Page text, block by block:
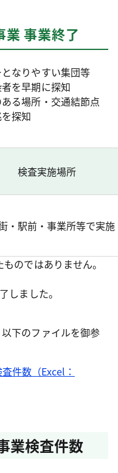
業 事業終了
なりやすい集団等
を早期に探知
る場所・交通結節点
探知
検査実施場所
・駅前・事業所等で実施
のではありません。
しました。
下のファイルを御参
件数（Excel：
業検査件数